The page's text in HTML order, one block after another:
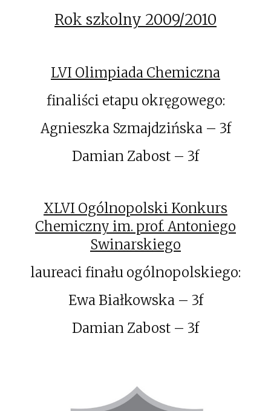
Rok szkolny 2009/2010
LVI Olimpiada Chemiczna
finaliści etapu okręgowego:
Agnieszka Szmajdzińska – 3f
Damian Zabost – 3f
XLVI Ogólnopolski Konkurs
Chemiczny im. prof. Antoniego
Swinarskiego
laureaci finału ogólnopolskiego:
Ewa Białkowska – 3f
Damian Zabost – 3f